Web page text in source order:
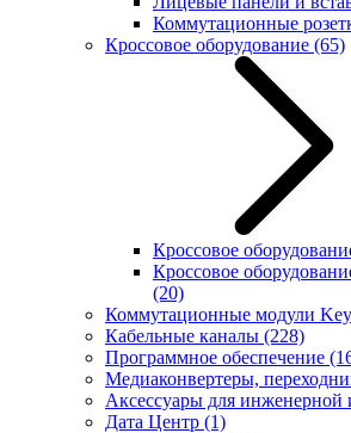
Коммутационные
Кроссовое оборудование (65)
Кроссовое
Кроссовое
(20)
Коммутационные модули
Кабельные каналы (228)
Программное обеспечение
Медиаконвертеры,
Аксессуары для инженерной
Дата Центр (1)